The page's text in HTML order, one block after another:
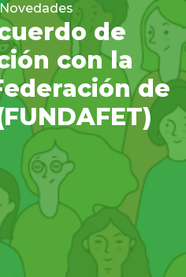
de
con la
de